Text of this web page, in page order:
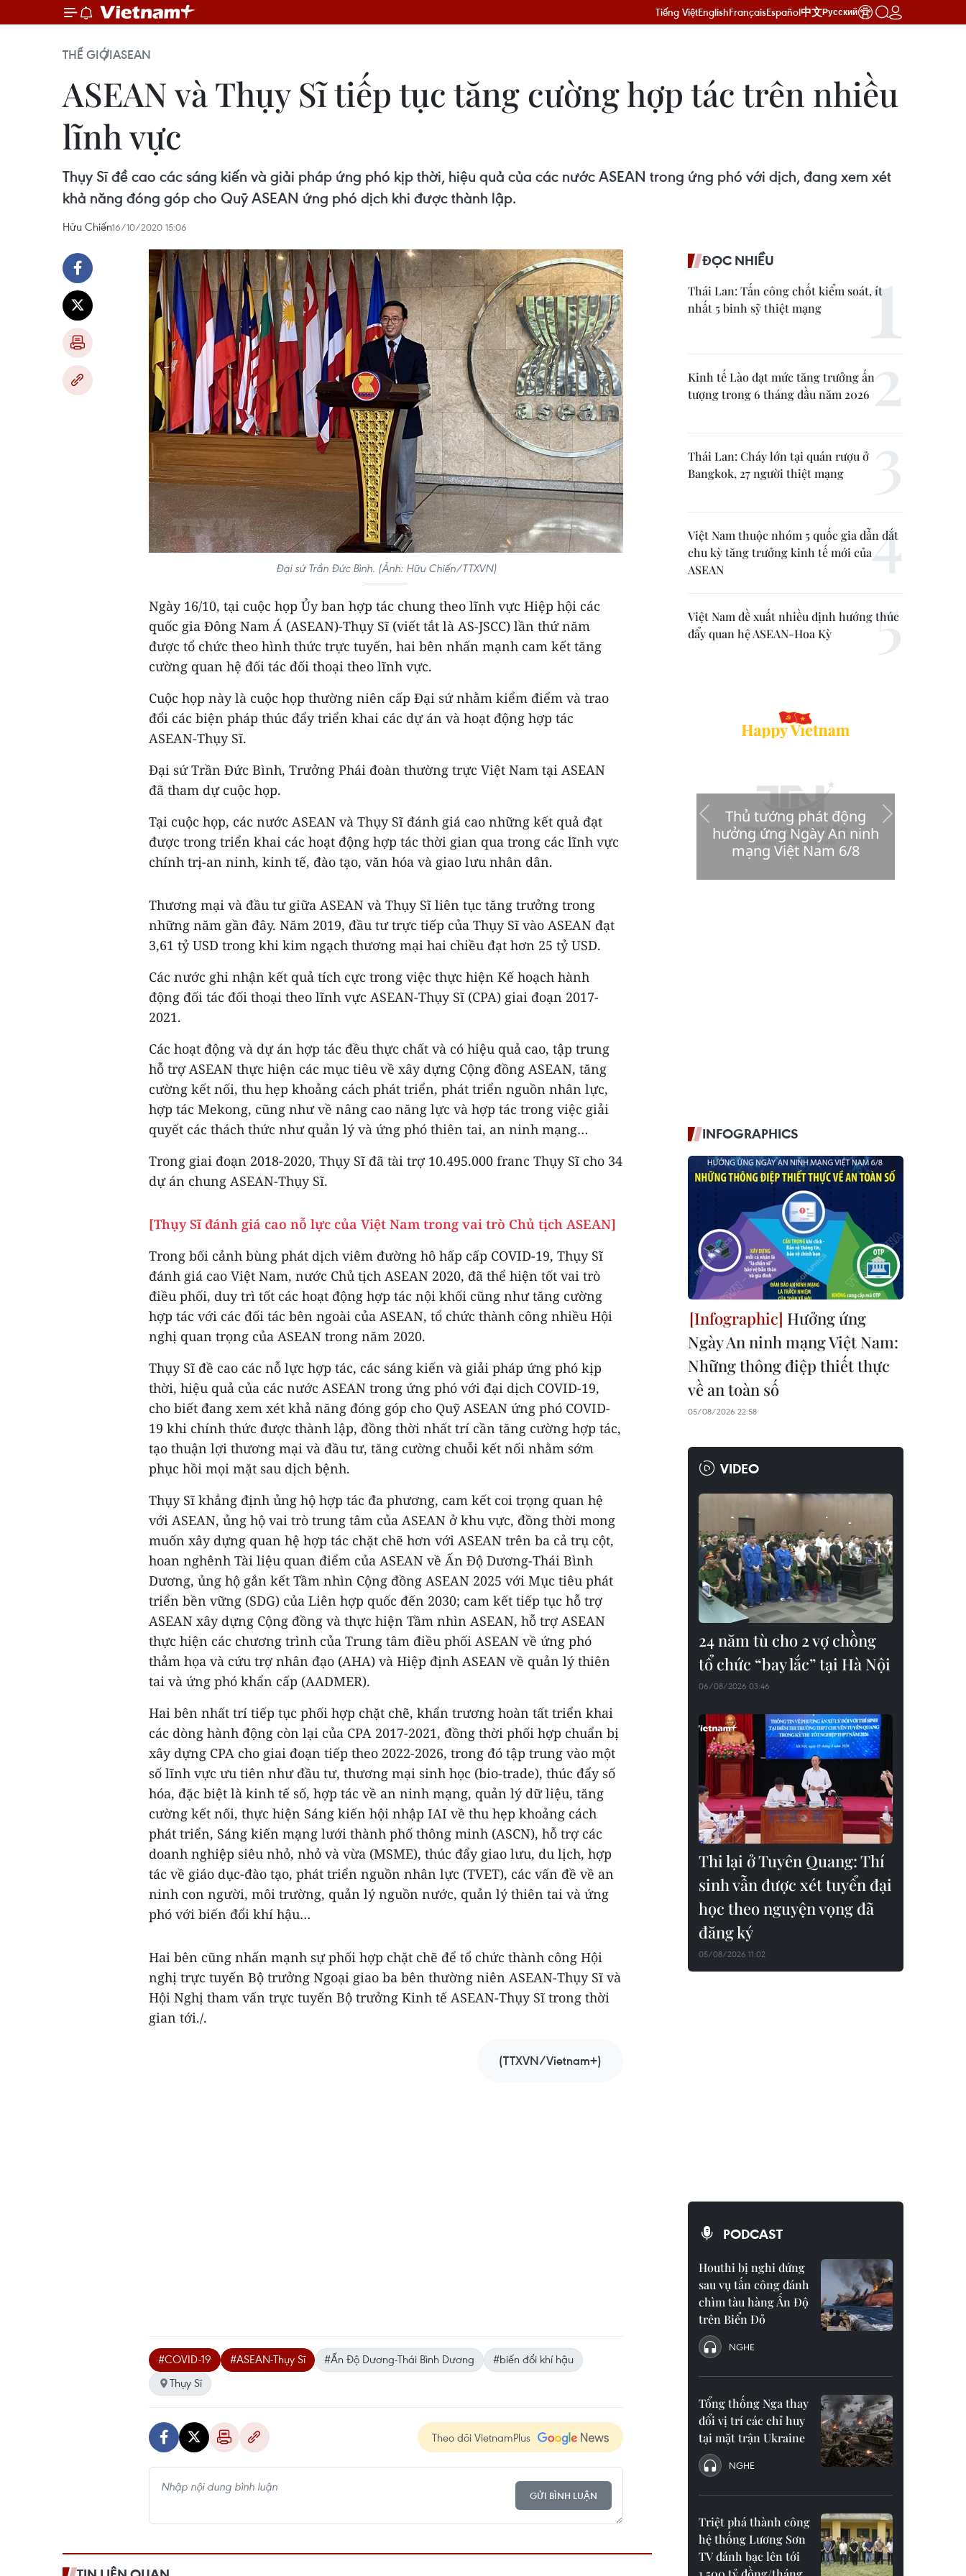
Tiếng ViệtEnglishFrançaisEspañol中文Русский
THẾ GIỚIASEAN
ASEAN và Thụy Sĩ tiếp tục tăng cường hợp tác trên nhiều
lĩnh vực
Thụy Sĩ đề cao các sáng kiến và giải pháp ứng phó kịp thời, hiệu quả của các nước ASEAN trong ứng phó với dịch, đang xem xét
khả năng đóng góp cho Quỹ ASEAN ứng phó dịch khi được thành lập.
Hữu Chiến16/10/2020 15:06
Đại sứ Trần Đức Bình. (Ảnh: Hữu Chiến/TTXVN)
Ngày 16/10, tại cuộc họp Ủy ban hợp tác chung theo lĩnh vực Hiệp hội các
quốc gia Đông Nam Á (ASEAN)-Thụy Sĩ (viết tắt là AS-JSCC) lần thứ năm
được tổ chức theo hình thức trực tuyến, hai bên nhấn mạnh cam kết tăng
cường quan hệ đối tác đối thoại theo lĩnh vực.
Cuộc họp này là cuộc họp thường niên cấp Đại sứ nhằm kiểm điểm và trao
đổi các biện pháp thúc đẩy triển khai các dự án và hoạt động hợp tác
ASEAN-Thụy Sĩ.
Đại sứ Trần Đức Bình, Trưởng Phái đoàn thường trực Việt Nam tại ASEAN
đã tham dự cuộc họp.
Tại cuộc họp, các nước ASEAN và Thụy Sĩ đánh giá cao những kết quả đạt
được trong triển khai các hoạt động hợp tác thời gian qua trong các lĩnh vực
chính trị-an ninh, kinh tế, đào tạo, văn hóa và giao lưu nhân dân.
Thương mại và đầu tư giữa ASEAN và Thụy Sĩ liên tục tăng trưởng trong
những năm gần đây. Năm 2019, đầu tư trực tiếp của Thụy Sĩ vào ASEAN đạt
3,61 tỷ USD trong khi kim ngạch thương mại hai chiều đạt hơn 25 tỷ USD.
Các nước ghi nhận kết quả tích cực trong việc thực hiện Kế hoạch hành
động đối tác đối thoại theo lĩnh vực ASEAN-Thụy Sĩ (CPA) giai đoạn 2017-
2021.
Các hoạt động và dự án hợp tác đều thực chất và có hiệu quả cao, tập trung
hỗ trợ ASEAN thực hiện các mục tiêu về xây dựng Cộng đồng ASEAN, tăng
cường kết nối, thu hẹp khoảng cách phát triển, phát triển nguồn nhân lực,
hợp tác Mekong, cũng như về nâng cao năng lực và hợp tác trong việc giải
quyết các thách thức như quản lý và ứng phó thiên tai, an ninh mạng…
Trong giai đoạn 2018-2020, Thụy Sĩ đã tài trợ 10.495.000 franc Thụy Sĩ cho 34
dự án chung ASEAN-Thụy Sĩ.
[Thụy Sĩ đánh giá cao nỗ lực của Việt Nam trong vai trò Chủ tịch ASEAN]
Trong bối cảnh bùng phát dịch viêm đường hô hấp cấp COVID-19, Thụy Sĩ
đánh giá cao Việt Nam, nước Chủ tịch ASEAN 2020, đã thể hiện tốt vai trò
điều phối, duy trì tốt các hoạt động hợp tác nội khối cũng như tăng cường
hợp tác với các đối tác bên ngoài của ASEAN, tổ chức thành công nhiều Hội
nghị quan trọng của ASEAN trong năm 2020.
Thụy Sĩ đề cao các nỗ lực hợp tác, các sáng kiến và giải pháp ứng phó kịp
thời, hiệu quả của các nước ASEAN trong ứng phó với đại dịch COVID-19,
cho biết đang xem xét khả năng đóng góp cho Quỹ ASEAN ứng phó COVID-
19 khi chính thức được thành lập, đồng thời nhất trí cần tăng cường hợp tác,
tạo thuận lợi thương mại và đầu tư, tăng cường chuỗi kết nối nhằm sớm
phục hồi mọi mặt sau dịch bệnh.
Thụy Sĩ khẳng định ủng hộ hợp tác đa phương, cam kết coi trọng quan hệ
với ASEAN, ủng hộ vai trò trung tâm của ASEAN ở khu vực, đồng thời mong
muốn xây dựng quan hệ hợp tác chặt chẽ hơn với ASEAN trên ba cả trụ cột,
hoan nghênh Tài liệu quan điểm của ASEAN về Ấn Độ Dương-Thái Bình
Dương, ủng hộ gắn kết Tầm nhìn Cộng đồng ASEAN 2025 với Mục tiêu phát
triển bền vững (SDG) của Liên hợp quốc đến 2030; cam kết tiếp tục hỗ trợ
ASEAN xây dựng Cộng đồng và thực hiện Tầm nhìn ASEAN, hỗ trợ ASEAN
thực hiện các chương trình của Trung tâm điều phối ASEAN về ứng phó
thảm họa và cứu trợ nhân đạo (AHA) và Hiệp định ASEAN về quản lý thiên
tai và ứng phó khẩn cấp (AADMER).
Hai bên nhất trí tiếp tục phối hợp chặt chẽ, khẩn trương hoàn tất triển khai
các dòng hành động còn lại của CPA 2017-2021, đồng thời phối hợp chuẩn bị
xây dựng CPA cho giai đoạn tiếp theo 2022-2026, trong đó tập trung vào một
số lĩnh vực ưu tiên như đầu tư, thương mại sinh học (bio-trade), thúc đẩy số
hóa, đặc biệt là kinh tế số, hợp tác về an ninh mạng, quản lý dữ liệu, tăng
cường kết nối, thực hiện Sáng kiến hội nhập IAI về thu hẹp khoảng cách
phát triển, Sáng kiến mạng lưới thành phố thông minh (ASCN), hỗ trợ các
doanh nghiệp siêu nhỏ, nhỏ và vừa (MSME), thúc đẩy giao lưu, du lịch, hợp
tác về giáo dục-đào tạo, phát triển nguồn nhân lực (TVET), các vấn đề về an
ninh con người, môi trường, quản lý nguồn nước, quản lý thiên tai và ứng
phó với biến đổi khí hậu…
Hai bên cũng nhấn mạnh sự phối hợp chặt chẽ để tổ chức thành công Hội
nghị trực tuyến Bộ trưởng Ngoại giao ba bên thường niên ASEAN-Thụy Sĩ và
Hội Nghị tham vấn trực tuyến Bộ trưởng Kinh tế ASEAN-Thụy Sĩ trong thời
gian tới./.
(TTXVN/Vietnam+)
#COVID-19 #ASEAN-Thụy Sĩ #Ấn Độ Dương-Thái Bình Dương
#biến đổi khí hậu
Thụy Sĩ
Theo dõi VietnamPlus
GỬI BÌNH LUẬN
ĐỌC NHIỀU
Thái Lan: Tấn công chốt kiểm soát, ít
nhất 5 binh sỹ thiệt mạng
Kinh tế Lào đạt mức tăng trưởng ấn
tượng trong 6 tháng đầu năm 2026
Thái Lan: Cháy lớn tại quán rượu ở
Bangkok, 27 người thiệt mạng
Việt Nam thuộc nhóm 5 quốc gia dẫn dắt
chu kỳ tăng trưởng kinh tế mới của
ASEAN
Việt Nam đề xuất nhiều định hướng thúc
đẩy quan hệ ASEAN-Hoa Kỳ
INFOGRAPHICS
Hưởng ứng
Ngày An ninh mạng Việt Nam:
Những thông điệp thiết thực
về an toàn số
05/08/2026 22:58
VIDEO
24 năm tù cho 2 vợ chồng
tổ chức “bay lắc” tại Hà Nội
06/08/2026 03:46
Thi lại ở Tuyên Quang: Thí
sinh vẫn được xét tuyển đại
học theo nguyện vọng đã
đăng ký
05/08/2026 11:02
PODCAST
Houthi bị nghi đứng
sau vụ tấn công đánh
chìm tàu hàng Ấn Độ
trên Biển Đỏ
NGHE
Tổng thống Nga thay
đổi vị trí các chỉ huy
tại mặt trận Ukraine
NGHE
Triệt phá thành công
hệ thống Lương Sơn
TV đánh bạc lên tới